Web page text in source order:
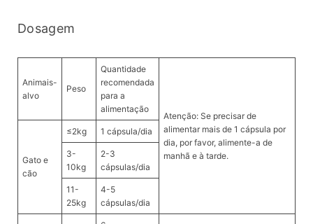
Dosagem
Animais-
alvo
Peso
Quantidade
recomendada
para a
alimentação
Atenção: Se precisar de
alimentar mais de 1 cápsula por
dia, por favor, alimente-a de
manhã e à tarde.
Gato e
cão
≤2kg 1 cápsula/dia
3-
10kg
2-3
cápsulas/dia
11-
25kg
4-5
cápsulas/dia